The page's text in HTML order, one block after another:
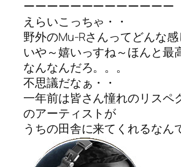
ーーーーーーーーーーーーー
えらいこっちゃ・・
野外のMu-Rさんってどんな感
いや～嬉いっすね～ほんと最
なんなんだろ。。。
不思議だなぁ・・
一年前は皆さん憧れのリスペ
のアーティストが
うちの田舎に来てくれるなん